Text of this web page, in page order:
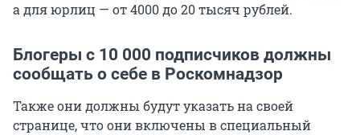
а для юрлиц — от 4000 до 20 тысяч рублей.
Блогеры с 10 000 ​подписчиков должны
сообщать о себе в Роскомнадзор
Также они должны будут указать на своей
странице, что они включены в специальный